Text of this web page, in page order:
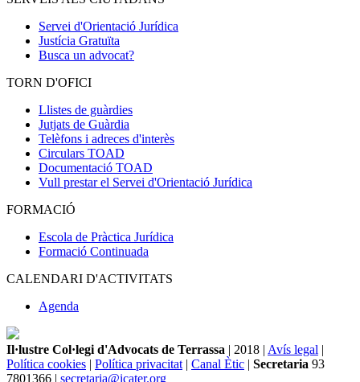
Servei d'Orientació Jurídica
Justícia Gratuïta
Busca un advocat?
TORN D'OFICI
Llistes de guàrdies
Jutjats de Guàrdia
Telèfons i adreces d'interès
Circulars TOAD
Documentació TOAD
Vull prestar el Servei d'Orientació Jurídica
FORMACIÓ
Escola de Pràctica Jurídica
Formació Continuada
CALENDARI D'ACTIVITATS
Agenda
Il·lustre Col·legi d'Advocats de Terrassa | 2018 | Avís legal |
Política cookies | Política privacitat | Canal Ètic | Secretaria 93
7801366 | secretaria@icater.org